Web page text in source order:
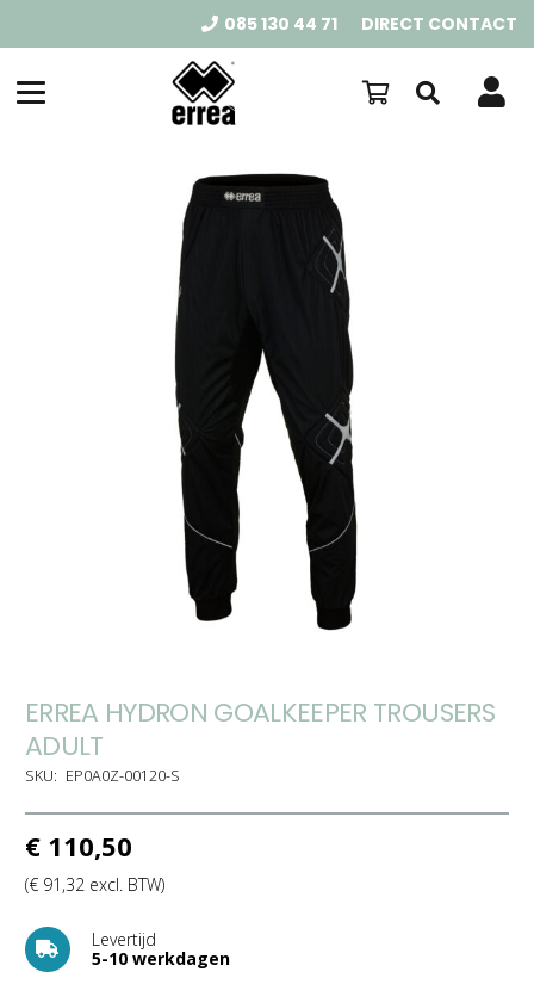
085 130 44 71 DIRECT CONTACT
ERREA HYDRON GOALKEEPER TROUSERS
ADULT
SKU: EP0A0Z-00120-S
€ 110,50
(€ 91,32 excl. BTW)
Levertijd
5-10 werkdagen